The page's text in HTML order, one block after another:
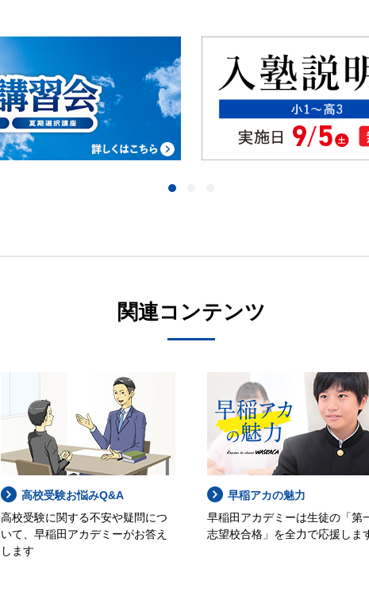
関連コンテンツ
高校受験お悩みQ&A
高校受験に関する不安や疑問につ
いて、早稲田アカデミーがお答え
します
早稲アカの魅力
早稲田アカデミーは生徒の「第
志望校合格」を全力で応援しま